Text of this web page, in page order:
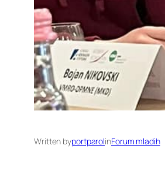
Written byportparolinForum mladih